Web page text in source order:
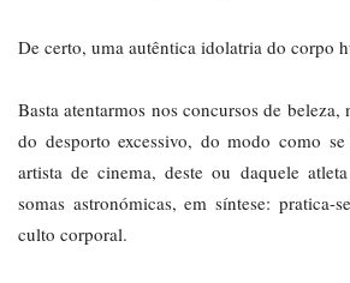
De certo, uma autêntica idolatria do corpo
Basta atentarmos nos concursos de beleza,
do desporto excessivo, do modo como
artista de cinema, deste ou daquele
somas astronómicas, em síntese: pratica-
culto corporal.